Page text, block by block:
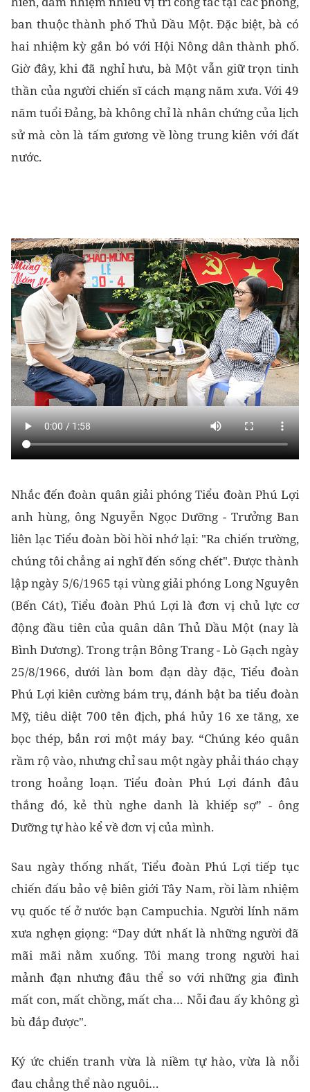
ban thuộc thành phố Thủ Dầu Một. Đặc biệt, bà có
hai nhiệm kỳ gắn bó với Hội Nông dân thành phố.
Giờ đây, khi đã nghỉ hưu, bà Một vẫn giữ trọn tinh
thần của người chiến sĩ cách mạng năm xưa. Với 49
năm tuổi Đảng, bà không chỉ là nhân chứng của lịch
sử mà còn là tấm gương về lòng trung kiên với đất
nước.
Nhắc đến đoàn quân giải phóng Tiểu đoàn Phú Lợi
anh hùng, ông Nguyễn Ngọc Dưỡng - Trưởng Ban
liên lạc Tiểu đoàn bồi hồi nhớ lại: "Ra chiến trường,
chúng tôi chẳng ai nghĩ đến sống chết". Được thành
lập ngày 5/6/1965 tại vùng giải phóng Long Nguyên
(Bến Cát), Tiểu đoàn Phú Lợi là đơn vị chủ lực cơ
động đầu tiên của quân dân Thủ Dầu Một (nay là
Bình Dương). Trong trận Bông Trang - Lò Gạch ngày
25/8/1966, dưới làn bom đạn dày đặc, Tiểu đoàn
Phú Lợi kiên cường bám trụ, đánh bật ba tiểu đoàn
Mỹ, tiêu diệt 700 tên địch, phá hủy 16 xe tăng, xe
bọc thép, bắn rơi một máy bay. “Chúng kéo quân
rầm rộ vào, nhưng chỉ sau một ngày phải tháo chạy
trong hoảng loạn. Tiểu đoàn Phú Lợi đánh đâu
thắng đó, kẻ thù nghe danh là khiếp sợ” - ông
Dưỡng tự hào kể về đơn vị của mình.
Sau ngày thống nhất, Tiểu đoàn Phú Lợi tiếp tục
chiến đấu bảo vệ biên giới Tây Nam, rồi làm nhiệm
vụ quốc tế ở nước bạn Campuchia. Người lính năm
xưa nghẹn giọng: “Day dứt nhất là những người đã
mãi mãi nằm xuống. Tôi mang trong người hai
mảnh đạn nhưng đâu thể so với những gia đình
mất con, mất chồng, mất cha… Nỗi đau ấy không gì
bù đắp được".
Ký ức chiến tranh vừa là niềm tự hào, vừa là nỗi
đau chẳng thể nào nguôi…